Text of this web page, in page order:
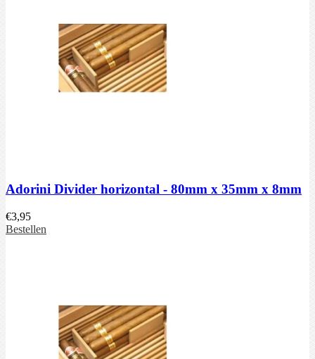
Adorini Divider horizontal - 80mm x 35mm x 8mm
€3,95
Bestellen